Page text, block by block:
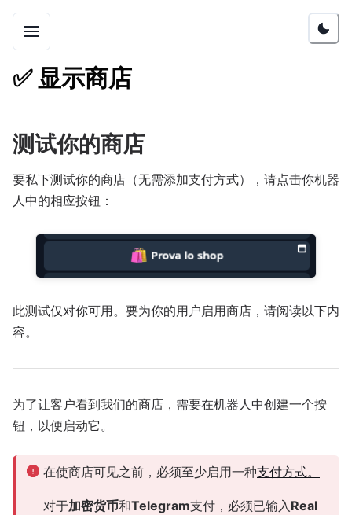
✅ 显示商店
测试你的商店
要私下测试你的商店（无需添加支付方式），请点击你机器
人中的相应按钮：
此测试仅对你可用。要为你的用户启用商店，请阅读以下内
容。
为了让客户看到我们的商店，需要在机器人中创建一个按
钮，以便启动它。
在使商店可见之前，必须至少启用一种支付方式。
对于加密货币和Telegram支付，必须已输入Real